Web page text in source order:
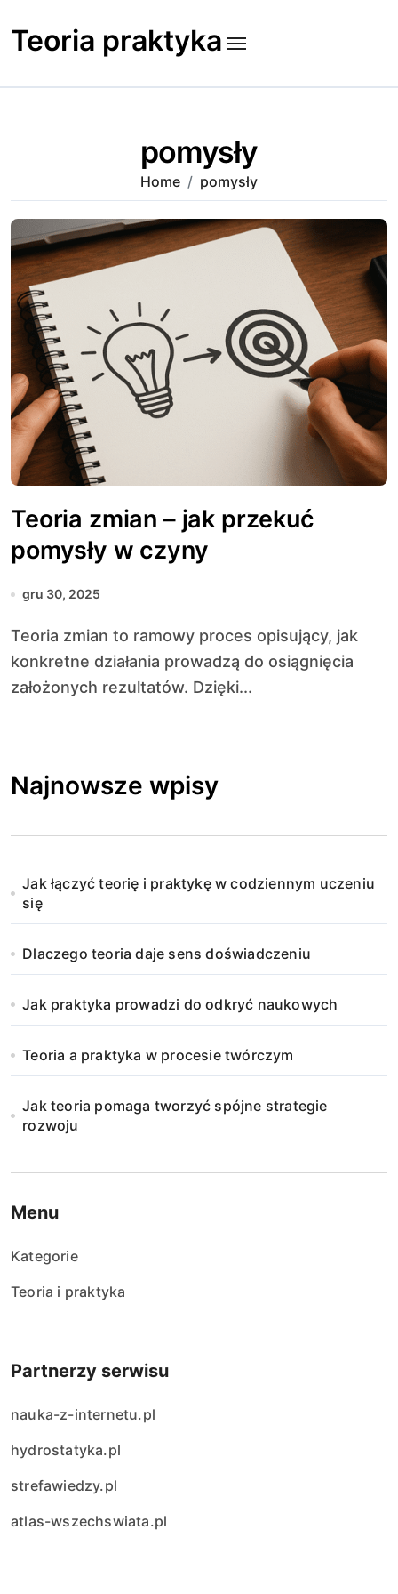
to
content
Teoria praktyka
pomysły
Home pomysły
Teoria zmian – jak przekuć
pomysły w czyny
gru 30, 2025
Teoria zmian to ramowy proces opisujący, jak
konkretne działania prowadzą do osiągnięcia
założonych rezultatów. Dzięki...
Najnowsze wpisy
Jak łączyć teorię i praktykę w codziennym uczeniu
się
Dlaczego teoria daje sens doświadczeniu
Jak praktyka prowadzi do odkryć naukowych
Teoria a praktyka w procesie twórczym
Jak teoria pomaga tworzyć spójne strategie
rozwoju
Menu
Kategorie
Teoria i praktyka
Partnerzy serwisu
nauka-z-internetu.pl
hydrostatyka.pl
strefawiedzy.pl
atlas-wszechswiata.pl